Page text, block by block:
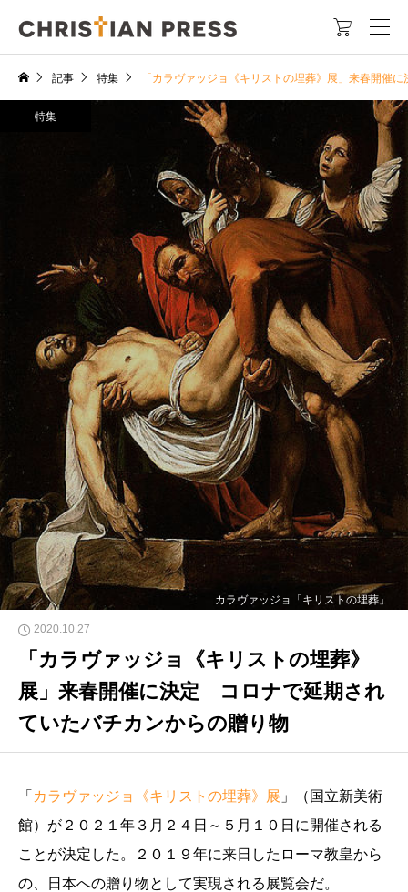

記事 特集 「カラヴァッジョ《キリストの埋葬》展」来春開催
カラヴァッジョ「キリストの埋葬」
特集
2020.10.27
「カラヴァッジョ《キリストの埋葬》
展」来春開催に決定 コロナで延期され
ていたバチカンからの贈り物
「 カラヴァッジョ《キリストの埋葬》展 」（国立新美術
館）が２０２１年３月２４日～５月１０日に開催される
ことが決定した。２０１９年に来日したローマ教皇から
の、日本への贈り物として実現される展覧会だ。